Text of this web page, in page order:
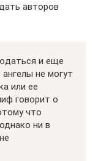
авторов
и еще
не могут
или ее
говорит о
что
ни в